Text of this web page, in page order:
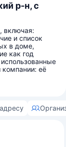
р-н, с
включая:
и список
в доме,
как год
её